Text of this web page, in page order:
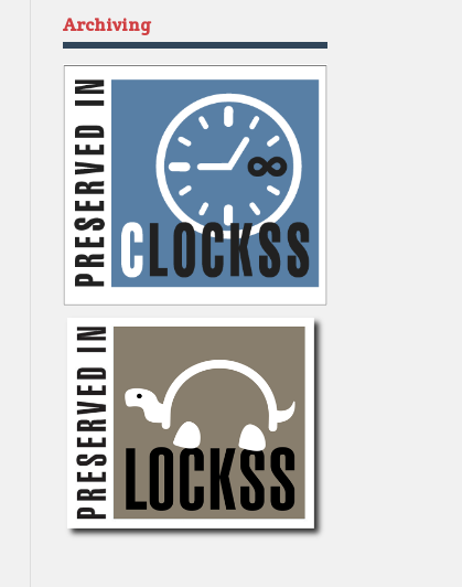
Archiving